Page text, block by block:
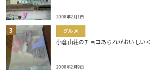
2008年2月1日
グルメ
小倉山荘のチョコあられがおいしい
2008年2月9日